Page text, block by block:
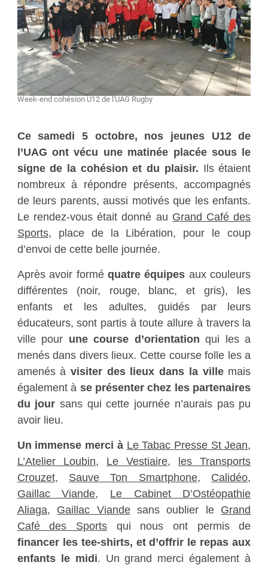
Week-end cohésion U12 de l'UAG Rugby
Ce samedi 5 octobre,
nos jeunes U12 de
l’UAG ont vécu une matinée placée sous le
signe de la cohésion et du plaisir. Ils étaient
nombreux à répondre présents, accompagnés
de leurs parents, aussi motivés que les enfants.
Le rendez-vous était donné au Grand Café des
Sports, place de la Libération, pour le coup
d’envoi de cette belle journée.
Après avoir formé quatre équipes aux couleurs
différentes (noir, rouge, blanc, et gris), les
enfants et les adultes, guidés par leurs
éducateurs, sont partis à toute allure à travers la
ville pour une course d’orientation qui les a
menés dans divers lieux. Cette course folle les a
amenés àvisiter des lieux dans la villemais
également à se présenter chez les partenaires
du jour sans qui cette journée n’aurais pas pu
avoir lieu.
Un immense merci à Le Tabac Presse St Jean,
L’Atelier Loubin, Le Vestiaire, les Transports
Crouzet, Sauve Ton Smartphone, Calidéo,
Gaillac Viande, Le Cabinet D’Ostéopathie
Aliaga, Gaillac Viandesans oublier le Grand
Café des Sports qui nous ont permis de
financer les tee-shirts, et d’offrir le repas aux
enfants le midi. Un grand merci également à